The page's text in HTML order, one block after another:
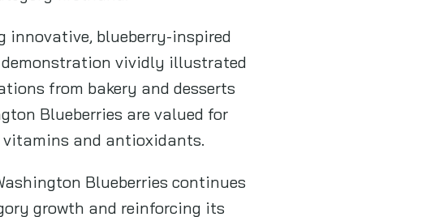
innovative, blueberry-inspired
demonstration vividly illustrated
from bakery and desserts
Blueberries are valued for
and antioxidants.
Blueberries continues
growth and reinforcing its